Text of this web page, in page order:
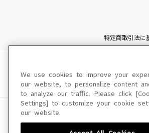
特定商取引法に
このサイトに
We use cookies to improve your
our website, to personalize content
to analyze our traffic. Please click
Settings] to customize your cookie
our website.